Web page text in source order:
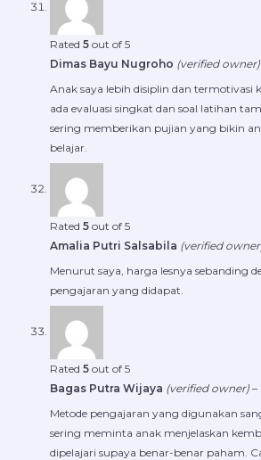
Rated 5 out of 5
Dimas Bayu Nugroho (verified owner)
Anak saya lebih disiplin dan termotivasi
ada evaluasi singkat dan soal latihan
sering memberikan pujian yang bikin
belajar.
Rated 5 out of 5
Amalia Putri Salsabila (verified
Menurut saya, harga lesnya sebanding
pengajaran yang didapat.
Rated 5 out of 5
Bagas Putra Wijaya (verified owner) –
Metode pengajaran yang digunakan
sering meminta anak menjelaskan
dipelajari supaya benar-benar paham.